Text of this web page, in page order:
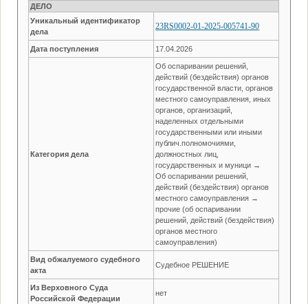
ДЕЛО
Уникальный идентификатор
дела
23RS0002-01-2025-005741-90
Дата поступления 17.04.2026
Категория дела
Об оспаривании решений,
действий (бездействия) органов
государственной власти, органов
местного самоуправления, иных
органов, организаций,
наделенных отдельными
государственными или иными
публич.полномочиями,
должностных лиц,
государственных и муници →
Об оспаривании решений,
действий (бездействия) органов
местного самоуправления →
прочие (об оспаривании
решений, действий (бездействия)
органов местного
самоуправления)
Вид обжалуемого судебного
акта
Судебное РЕШЕНИЕ
Из Верховного Суда
Российской Федерации
нет